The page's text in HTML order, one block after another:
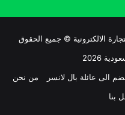
الالكترونية © جميع الحقوق
2026
الى عائلة بال لانسر
من نحن
بنا